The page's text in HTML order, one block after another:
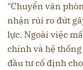
"Chuyển văn
nhận rủi ro đứt
lực. Ngoài việc
chính và hệ
đầu tư cố định